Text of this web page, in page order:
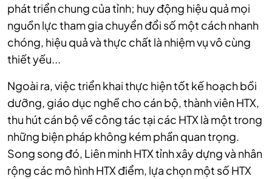
phát triển chung của tỉnh; huy động hiệu quả mọi
nguồn lực tham gia chuyển đổi số một cách nhanh
chóng, hiệu quả và thực chất là nhiệm vụ vô cùng
thiết yếu...
Ngoài ra, việc triển khai thực hiện tốt kế hoạch bồi
dưỡng, giáo dục nghề cho cán bộ, thành viên HTX,
thu hút cán bộ về công tác tại các HTX là một trong
những biện pháp không kém phần quan trọng.
Song song đó, Liên minh HTX tỉnh xây dựng và nhân
rộng các mô hình HTX điểm, lựa chọn một số HTX